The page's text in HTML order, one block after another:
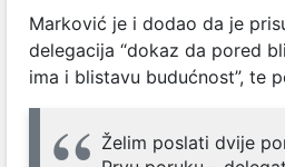
Marković je i dodao da je
delegacija “dokaz da pored
ima i blistavu budućnost”, te
Želim poslati dvije